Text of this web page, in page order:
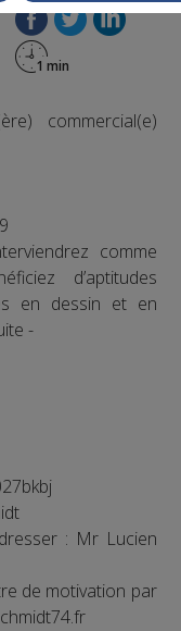
commercial(e)
comme
d’aptitudes
en dessin et en
-
: Mr Lucien
de motivation par